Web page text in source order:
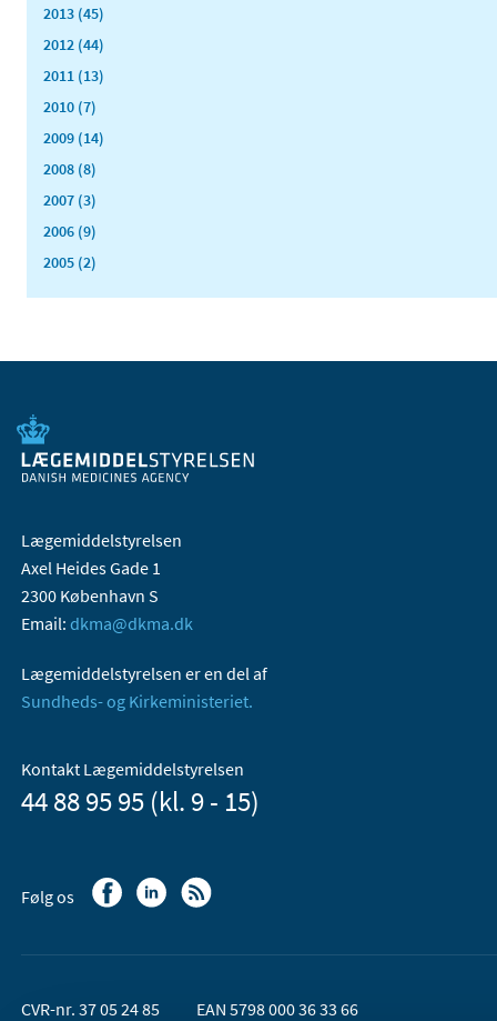
2013 (45)
2012 (44)
2011 (13)
2010 (7)
2009 (14)
2008 (8)
2007 (3)
2006 (9)
2005 (2)
Lægemiddelstyrelsen
Axel Heides Gade 1
2300 København S
Email: dkma@dkma.dk
Lægemiddelstyrelsen er en del af
Sundheds- og Kirkeministeriet.
Kontakt Lægemiddelstyrelsen
44 88 95 95 (kl. 9 - 15)
Følg os
CVR-nr. 37 05 24 85 EAN 5798 000 36 33 66